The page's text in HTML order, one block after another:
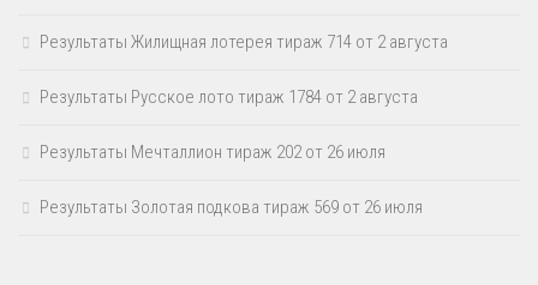
Результаты Жилищная лотерея тираж 714 от 2 августа
Результаты Русское лото тираж 1784 от 2 августа
Результаты Мечталлион тираж 202 от 26 июля
Результаты Золотая подкова тираж 569 от 26 июля